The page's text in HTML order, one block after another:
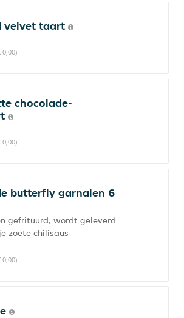
velvet taart
chocolade-
butterfly garnalen 6
gefrituurd, wordt geleverd
zoete chilisaus